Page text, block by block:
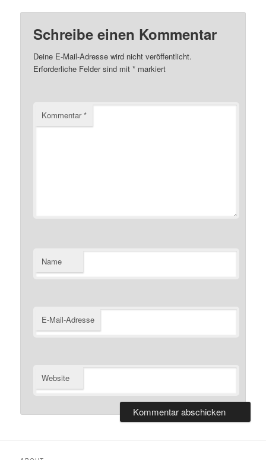
Schreibe einen Kommentar
Deine E-Mail-Adresse wird nicht veröffentlicht.
Erforderliche Felder sind mit* markiert
Kommentar*
Name
E-Mail-Adresse
Website